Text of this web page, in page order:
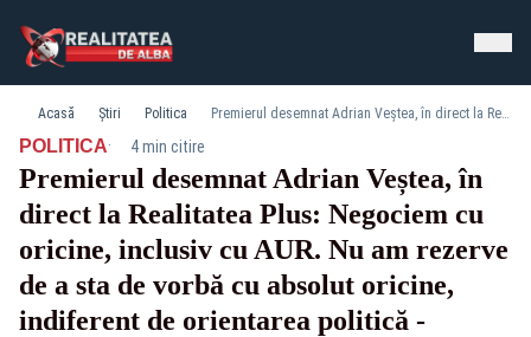
Acasă Știri Politica Premierul desemnat Adrian Veștea, în direct la Realitatea Plus: Negociem cu oricine, inclusiv cu AUR. Nu am rezerve de a sta de vorbă cu absolut oricine, indiferent de orientarea politică - EXCLUSIV
POLITICA· 4 min citire
Premierul desemnat Adrian Veștea, în
direct la Realitatea Plus: Negociem cu
oricine, inclusiv cu AUR. Nu am rezerve
de a sta de vorbă cu absolut oricine,
indiferent de orientarea politică -